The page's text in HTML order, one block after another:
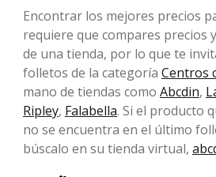
Encontrar los mejores precios
requiere que compares precios
de una tienda, por lo que te
folletos de la categoría Centros
mano de tiendas como Abcdin,
Ripley, Falabella. Si el producto
no se encuentra en el último
búscalo en su tienda virtual,